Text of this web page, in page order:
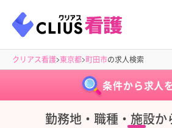
クリアス看護 東京都 町田市の求人検索
条件から求人
勤務地・職種・施設か